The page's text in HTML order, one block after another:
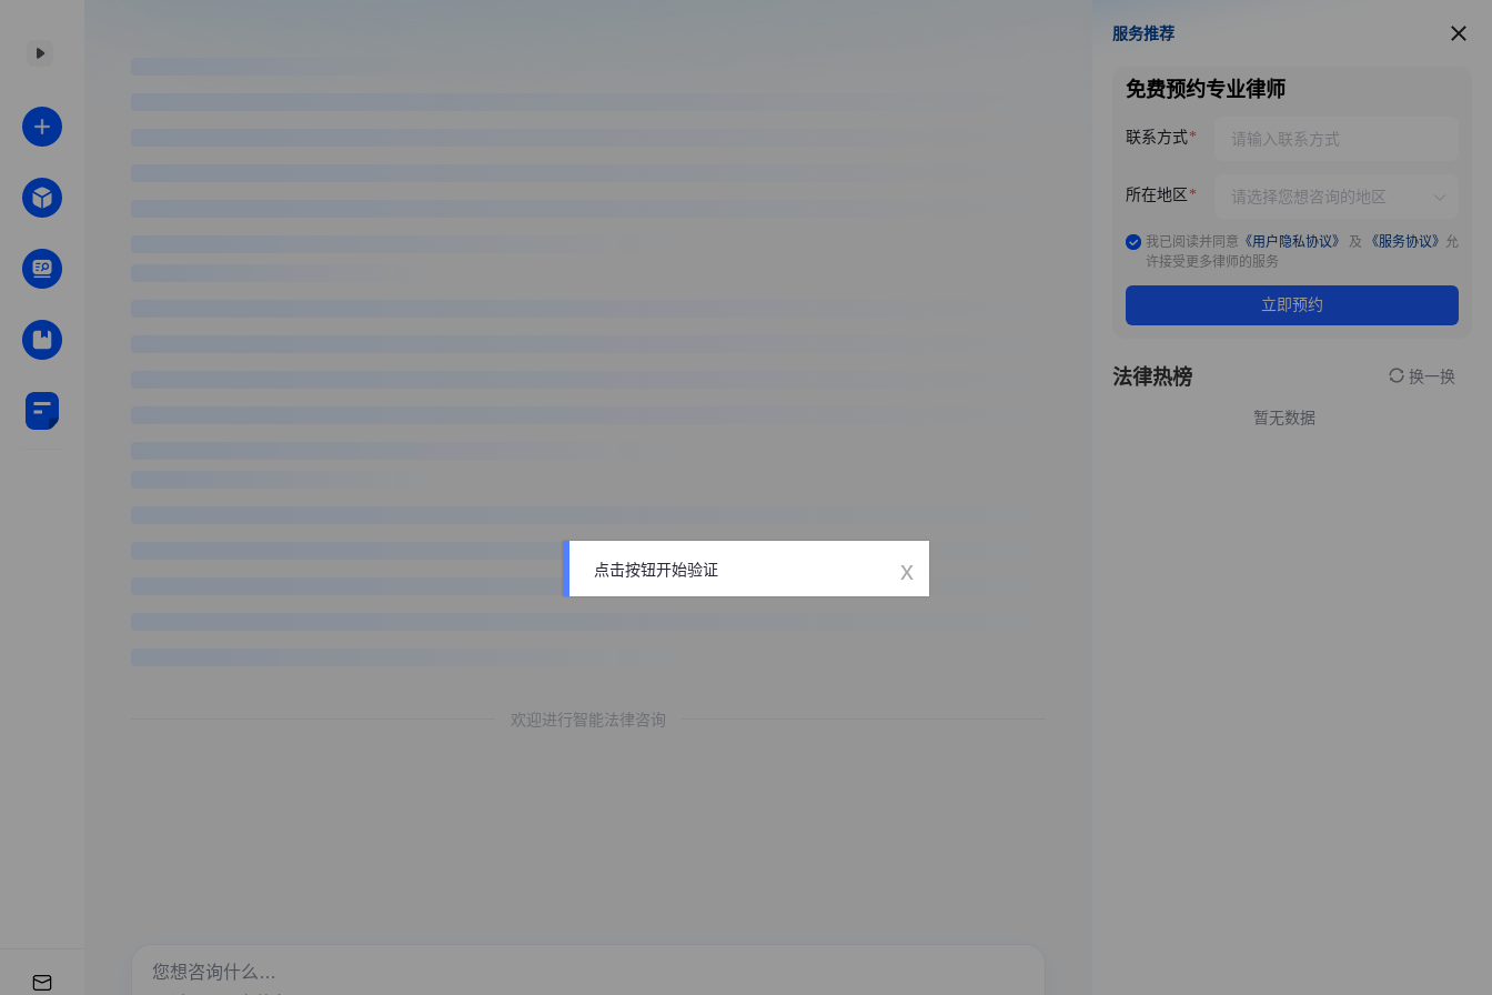
欢迎进行智能法律咨询
服务推荐
服务推荐
免费预约专业律师
联系方式
所在地区
我已阅读并同意 《用户隐私协议》 及 《服务协议》 允
许接受更多律师的服务
立即预约
法律热榜 换一换
暂无数据
点击按钮开始验证 x